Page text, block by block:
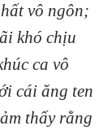
vô ngôn;
khó chịu
ca vô
cái ăng ten
thấy rằng